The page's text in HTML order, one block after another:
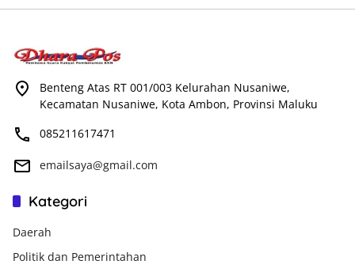
Benteng Atas RT 001/003 Kelurahan Nusaniwe,
Kecamatan Nusaniwe, Kota Ambon, Provinsi Maluku
085211617471
emailsaya@gmail.com
Kategori
Daerah
Politik dan Pemerintahan